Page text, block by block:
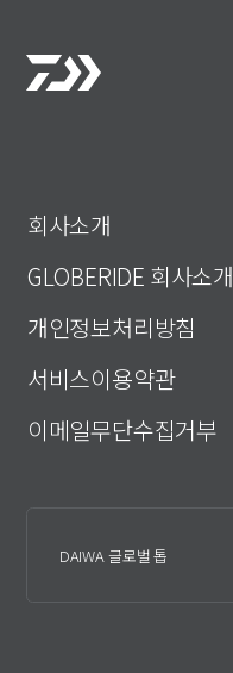
회사소개
GLOBERIDE 회사소개
개인정보처리방침
서비스이용약관
이메일무단수집거부
DAIWA 글로벌 톱